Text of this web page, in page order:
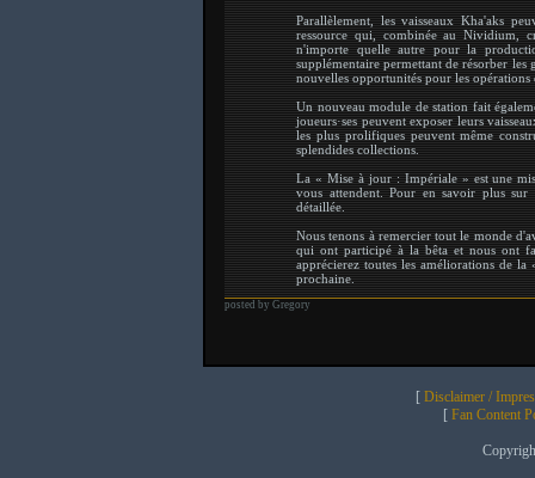
Parallèlement, les vaisseaux Kha'aks
ressource qui, combinée au Nividium,
n'importe quelle autre pour la
supplémentaire permettant de résorber
nouvelles opportunités pour les opérations
Un nouveau module de station fait
joueurs·ses peuvent exposer leurs
les plus prolifiques peuvent même
splendides collections.
La « Mise à jour : Impériale » est une
vous attendent. Pour en savoir plus sur
détaillée.
Nous tenons à remercier tout le monde
qui ont participé à la bêta et nous ont
apprécierez toutes les améliorations de
prochaine.
posted by Gregory
[ Disclaimer /
[ Fan Content